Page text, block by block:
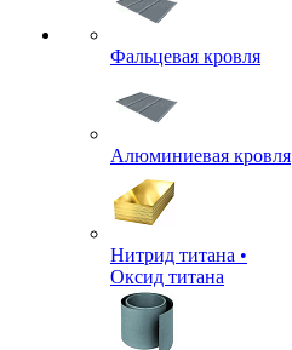
Фальцевая кровля
Алюминиевая кровля
Нитрид титана •
Оксид титана